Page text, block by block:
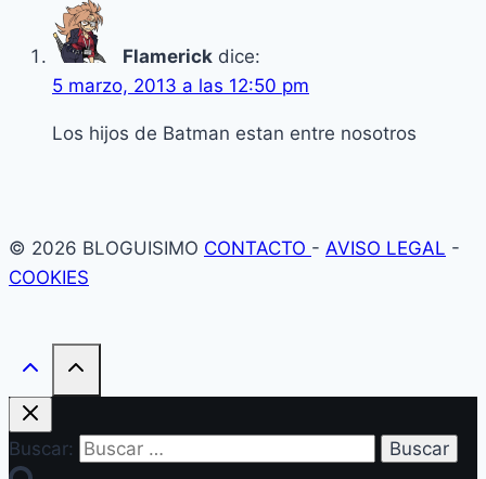
Flamerick dice:
5 marzo, 2013 a las 12:50 pm
Los hijos de Batman estan entre nosotros
© 2026 BLOGUISIMO CONTACTO - AVISO LEGAL -
COOKIES
Buscar: